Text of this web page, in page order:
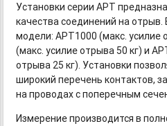
Установки серии АPT
качества соединений на отрыв.
модели: АPT1000 (макс. усилие
(макс. усилие отрыва 50 кг) и
отрыва 25 кг). Установки
широкий перечень контактов,
на проводах с поперечным
Измерение производится в